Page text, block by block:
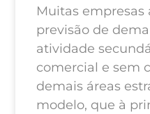
Muitas empresas
previsão de
atividade
comercial e sem
demais áreas
modelo, que à